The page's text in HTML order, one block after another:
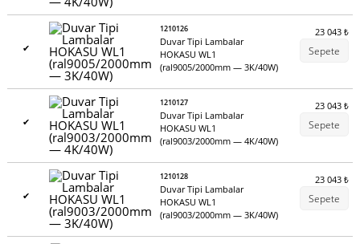
✔
1210126
Duvar Tipi Lambalar
HOKASU WL1
(ral9005/2000mm — 3K/40W)
23 043₺
Sepete
✔
1210127
Duvar Tipi Lambalar
HOKASU WL1
(ral9003/2000mm — 4K/40W)
23 043₺
Sepete
✔
1210128
Duvar Tipi Lambalar
HOKASU WL1
(ral9003/2000mm — 3K/40W)
23 043₺
Sepete